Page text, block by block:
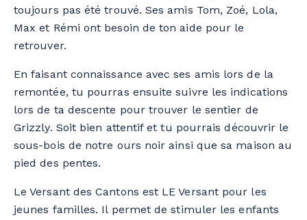
toujours pas été trouvé. Ses amis Tom, Zoé, Lola,
Max et Rémi ont besoin de ton aide pour le
retrouver.
En faisant connaissance avec ses amis lors de la
remontée, tu pourras ensuite suivre les indications
lors de ta descente pour trouver le sentier de
Grizzly. Soit bien attentif et tu pourrais découvrir le
sous-bois de notre ours noir ainsi que sa maison au
pied des pentes.
Le Versant des Cantons est LE Versant pour les
jeunes familles. Il permet de stimuler les enfants